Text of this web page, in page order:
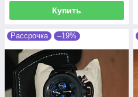
Купить
Рассрочка –19%